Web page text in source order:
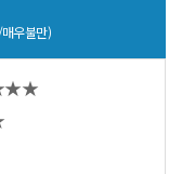
우불만)